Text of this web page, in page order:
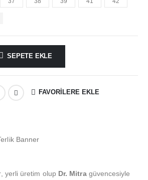
SEPETE EKLE
FAVORILERE EKLE
yerli üretim olup Dr. Mitragüvencesiyle